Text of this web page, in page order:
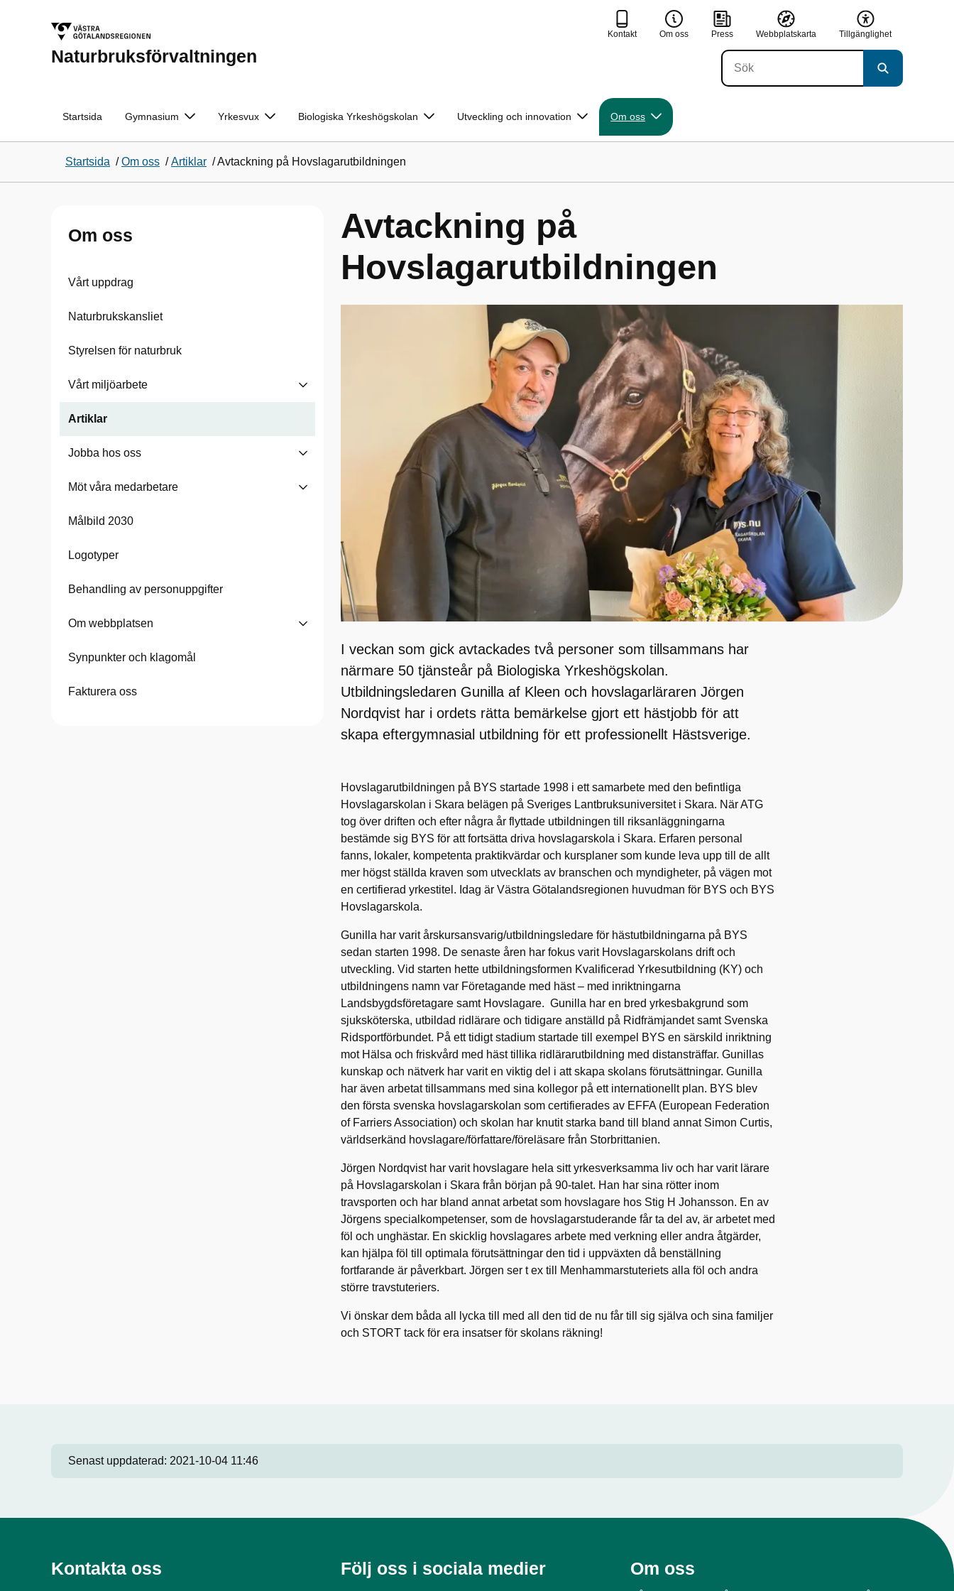
Naturbruksförvaltningen
Kontakt Om oss Press Webbplatskarta Tillgänglighet
Startsida Gymnasium Yrkesvux Biologiska Yrkeshögskolan Utveckling och innovation Om oss
Startsida /Om oss /Artiklar /Avtackning på Hovslagarutbildningen
Om oss
Vårt uppdrag
Naturbrukskansliet
Styrelsen för naturbruk
Vårt miljöarbete
Artiklar
Jobba hos oss
Möt våra medarbetare
Målbild 2030
Logotyper
Behandling av personuppgifter
Om webbplatsen
Synpunkter och klagomål
Fakturera oss
Avtackning på
Hovslagarutbildningen
I veckan som gick avtackades två personer som tillsammans har
närmare 50 tjänsteår på Biologiska Yrkeshögskolan.
Utbildningsledaren Gunilla af Kleen och hovslagarläraren Jörgen
Nordqvist har i ordets rätta bemärkelse gjort ett hästjobb för att
skapa eftergymnasial utbildning för ett professionellt Hästsverige.
Hovslagarutbildningen på BYS startade 1998 i ett samarbete med den befintliga
Hovslagarskolan i Skara belägen på Sveriges Lantbruksuniversitet i Skara. När ATG
tog över driften och efter några år flyttade utbildningen till riksanläggningarna
bestämde sig BYS för att fortsätta driva hovslagarskola i Skara. Erfaren personal
fanns, lokaler, kompetenta praktikvärdar och kursplaner som kunde leva upp till de allt
mer högst ställda kraven som utvecklats av branschen och myndigheter, på vägen mot
en certifierad yrkestitel. Idag är Västra Götalandsregionen huvudman för BYS och BYS
Hovslagarskola.
Gunilla har varit årskursansvarig/utbildningsledare för hästutbildningarna på BYS
sedan starten 1998. De senaste åren har fokus varit Hovslagarskolans drift och
utveckling. Vid starten hette utbildningsformen Kvalificerad Yrkesutbildning (KY) och
utbildningens namn var Företagande med häst – med inriktningarna
Landsbygdsföretagare samt Hovslagare. Gunilla har en bred yrkesbakgrund som
sjuksköterska, utbildad ridlärare och tidigare anställd på Ridfrämjandet samt Svenska
Ridsportförbundet. På ett tidigt stadium startade till exempel BYS en särskild inriktning
mot Hälsa och friskvård med häst tillika ridlärarutbildning med distansträffar. Gunillas
kunskap och nätverk har varit en viktig del i att skapa skolans förutsättningar. Gunilla
har även arbetat tillsammans med sina kollegor på ett internationellt plan. BYS blev
den första svenska hovslagarskolan som certifierades av EFFA (European Federation
of Farriers Association) och skolan har knutit starka band till bland annat Simon Curtis,
världserkänd hovslagare/författare/föreläsare från Storbrittanien.
Jörgen Nordqvist har varit hovslagare hela sitt yrkesverksamma liv och har varit lärare
på Hovslagarskolan i Skara från början på 90-talet. Han har sina rötter inom
travsporten och har bland annat arbetat som hovslagare hos Stig H Johansson. En av
Jörgens specialkompetenser, som de hovslagarstuderande får ta del av, är arbetet med
föl och unghästar. En skicklig hovslagares arbete med verkning eller andra åtgärder,
kan hjälpa föl till optimala förutsättningar den tid i uppväxten då benställning
fortfarande är påverkbart. Jörgen ser t ex till Menhammarstuteriets alla föl och andra
större travstuteriers.
Vi önskar dem båda all lycka till med all den tid de nu får till sig själva och sina familjer
och STORT tack för era insatser för skolans räkning!
Senast uppdaterad: 2021-10-04 11:46
Kontakta oss Följ oss i sociala medier Om oss